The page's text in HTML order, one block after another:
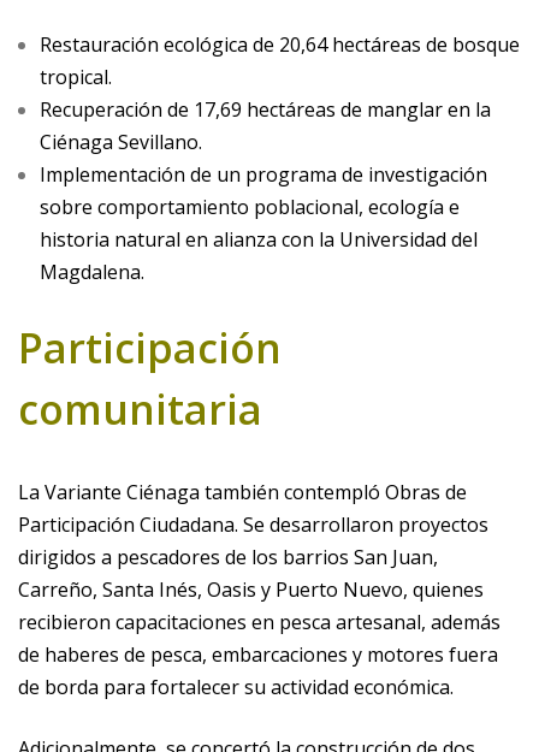
Restauración ecológica de 20,64 hectáreas de bosque
tropical.
Recuperación de 17,69 hectáreas de manglar en la
Ciénaga Sevillano.
Implementación de un programa de investigación
sobre comportamiento poblacional, ecología e
historia natural en alianza con la Universidad del
Magdalena.
Participación
comunitaria
La Variante Ciénaga también contempló Obras de
Participación Ciudadana. Se desarrollaron proyectos
dirigidos a pescadores de los barrios San Juan,
Carreño, Santa Inés, Oasis y Puerto Nuevo, quienes
recibieron capacitaciones en pesca artesanal, además
de haberes de pesca, embarcaciones y motores fuera
de borda para fortalecer su actividad económica.